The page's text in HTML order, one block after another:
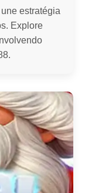
estratégia
Explore